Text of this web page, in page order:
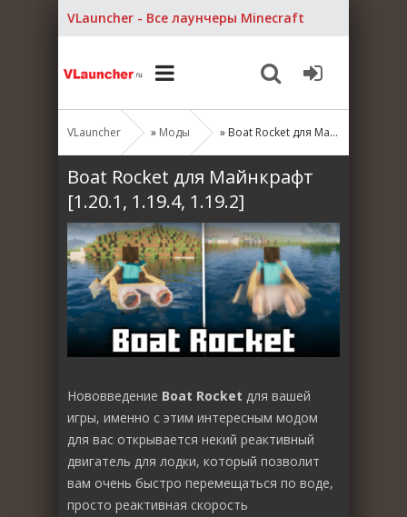
VLauncher - Все лаунчеры Minecraft
VLauncher » Моды » Boat Rocket для Майнкрафт [1.20.1, 1.19.4, 1.19.2]
Boat Rocket для Майнкрафт
[1.20.1, 1.19.4, 1.19.2]
Нововведение Boat Rocket для вашей
игры, именно с этим интересным модом
для вас открывается некий реактивный
двигатель для лодки, который позволит
вам очень быстро перемещаться по воде,
просто реактивная скорость